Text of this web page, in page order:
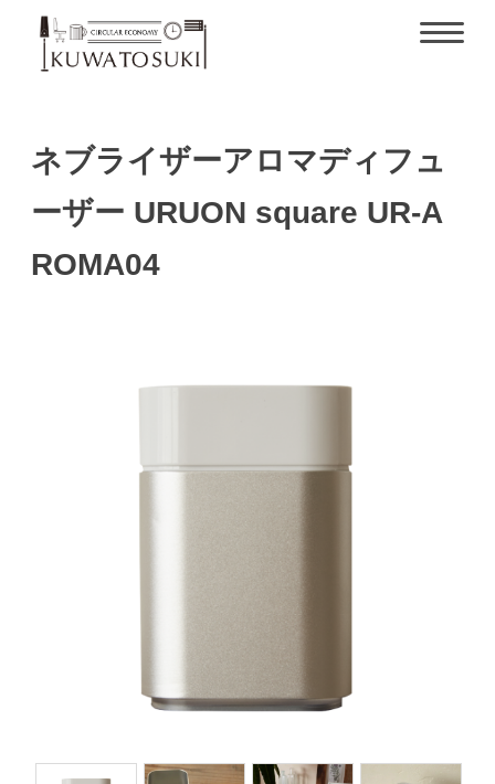
ネブライザーアロマディフュ
ーザー URUON square UR-A
ROMA04